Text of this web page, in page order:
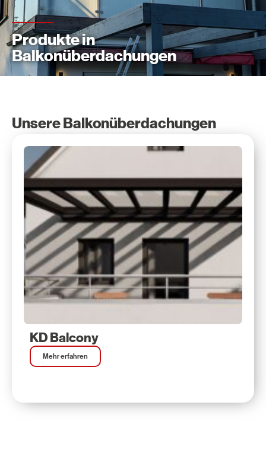
Produkte in
Balkonüberdachungen
Unsere Balkonüberdachungen
KD Balcony
Mehr erfahren